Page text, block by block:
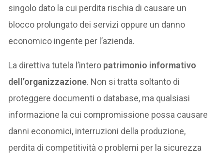
singolo dato la cui perdita rischia di causare un
blocco prolungato dei servizi oppure un danno
economico ingente per l’azienda.
La direttiva tutela l’intero patrimonio informativo
dell’organizzazione. Non si tratta soltanto di
proteggere documenti o database, ma qualsiasi
informazione la cui compromissione possa causare
danni economici, interruzioni della produzione,
perdita di competitività o problemi per la sicurezza